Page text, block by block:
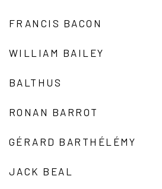
FRANCIS BACON
WILLIAM BAILEY
BALTHUS
RONAN BARROT
GÉRARD BARTHÉLÉMY
JACK BEAL